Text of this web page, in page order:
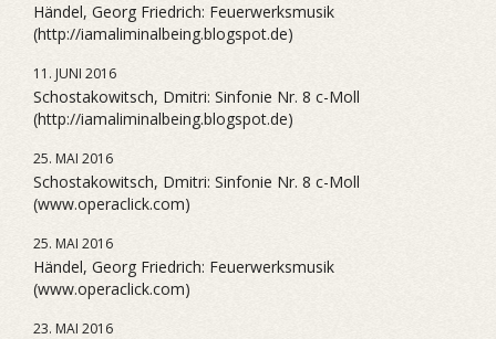
Händel, Georg Friedrich: Feuerwerksmusik
(http://iamaliminalbeing.blogspot.de)
11. JUNI 2016
Schostakowitsch, Dmitri: Sinfonie Nr. 8 c-Moll
(http://iamaliminalbeing.blogspot.de)
25. MAI 2016
Schostakowitsch, Dmitri: Sinfonie Nr. 8 c-Moll
(www.operaclick.com)
25. MAI 2016
Händel, Georg Friedrich: Feuerwerksmusik
(www.operaclick.com)
23. MAI 2016